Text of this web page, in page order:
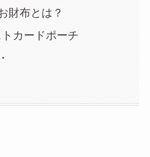
財布とは？
カードポーチ